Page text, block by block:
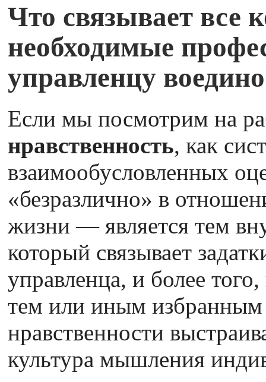
Что связывает все
необходимые
управленцу
Если мы посмотрим на
нравственность, как
взаимообусловленных
«безразлично» в
жизни — является тем
который связывает
управленца, и более
тем или иным избранным
нравственности
культура мышления